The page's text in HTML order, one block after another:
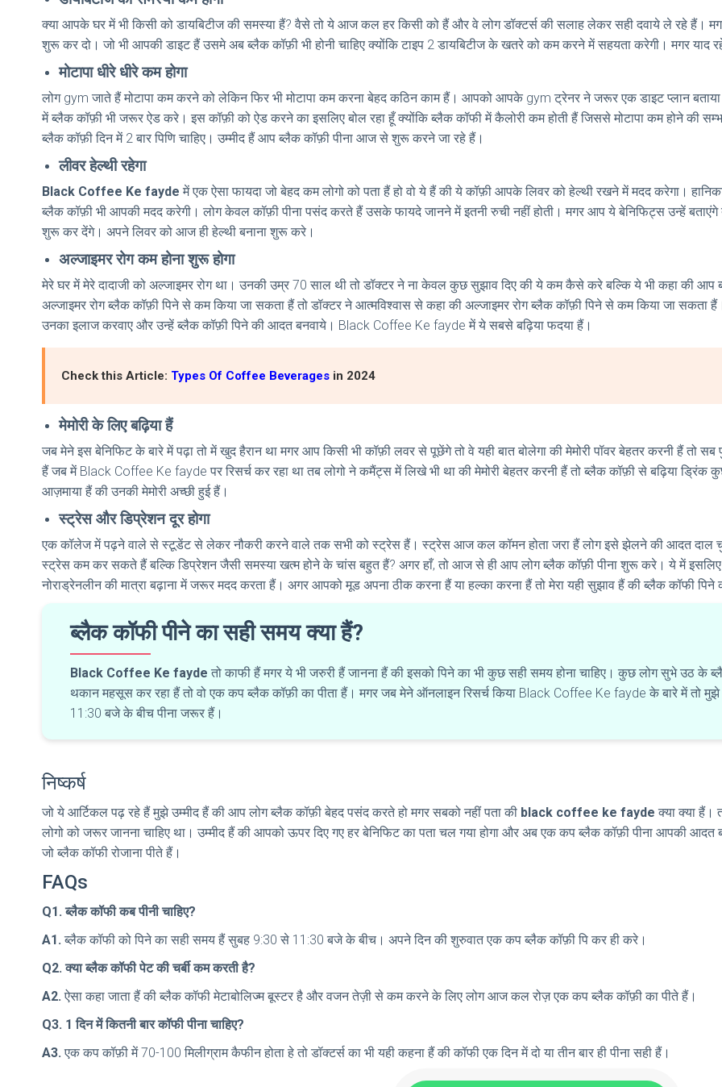
क्या आपके घर में भी किसी को डायबिटीज की समस्या हैं? वैसे तो ये आज कल हर किसी को हैं और वे लोग डॉक्टर्स की सलाह लेकर सही दवाये ले रहे हैं।
शुरू कर दो। जो भी आपकी डाइट हैं उसमे अब ब्लैक कॉफ़ी भी होनी चाहिए क्योंकि टाइप 2 डायबिटीज के खतरे को कम करने में सहयता करेगी। मगर याद
मोटापा धीरे धीरे कम होगा
लोग gym जाते हैं मोटापा कम करने को लेकिन फिर भी मोटापा कम करना बेहद कठिन काम हैं। आपको आपके gym ट्रेनर ने जरूर एक डाइट प्लान
में ब्लैक कॉफ़ी भी जरूर ऐड करे। इस कॉफ़ी को ऐड करने का इसलिए बोल रहा हूँ क्योंकि ब्लैक कॉफी में कैलोरी कम होती हैं जिससे मोटापा कम होने की
ब्लैक कॉफ़ी दिन में 2 बार पिणि चाहिए। उम्मीद हैं आप ब्लैक कॉफ़ी पीना आज से शुरू करने जा रहे हैं।
लीवर हेल्थी रहेगा
Black Coffee Ke fayde में एक ऐसा फायदा जो बेहद कम लोगो को पता हैं हो वो ये हैं की ये कॉफ़ी आपके लिवर को हेल्थी रखने में मदद करेगा।
ब्लैक कॉफ़ी भी आपकी मदद करेगी। लोग केवल कॉफ़ी पीना पसंद करते हैं उसके फायदे जानने में इतनी रुची नहीं होती। मगर आप ये बेनिफिट्स उन्हें बताएंगे
शुरू कर देंगे। अपने लिवर को आज ही हेल्थी बनाना शुरू करे।
अल्जाइमर रोग कम होना शुरू होगा
मेरे घर में मेरे दादाजी को अल्जाइमर रोग था। उनकी उम्र 70 साल थी तो डॉक्टर ने ना केवल कुछ सुझाव दिए की ये कम कैसे करे बल्कि ये भी कहा की आप
अल्जाइमर रोग ब्लैक कॉफ़ी पिने से कम किया जा सकता हैं तो डॉक्टर ने आत्मविश्वास से कहा की अल्जाइमर रोग ब्लैक कॉफ़ी पिने से कम किया जा
उनका इलाज करवाए और उन्हें ब्लैक कॉफ़ी पिने की आदत बनवाये। Black Coffee Ke fayde में ये सबसे बढ़िया फदया हैं।
Check this Article: Types Of Coffee Beverages in 2024
मेमोरी के लिए बढ़िया हैं
जब मेने इस बेनिफिट के बारे में पढ़ा तो में खुद हैरान था मगर आप किसी भी कॉफ़ी लवर से पूछेंगे तो वे यही बात बोलेगा की मेमोरी पॉवर बेहतर करनी हैं तो
हैं जब में Black Coffee Ke fayde पर रिसर्च कर रहा था तब लोगो ने कमैंट्स में लिखे भी था की मेमोरी बेहतर करनी हैं तो ब्लैक कॉफ़ी से बढ़िया
आज़माया हैं की उनकी मेमोरी अच्छी हुई हैं।
स्ट्रेस और डिप्रेशन दूर होगा
एक कॉलेज में पढ़ने वाले से स्टूडेंट से लेकर नौकरी करने वाले तक सभी को स्ट्रेस हैं। स्ट्रेस आज कल कॉमन होता जरा हैं लोग इसे झेलने की आदत
स्ट्रेस कम कर सकते हैं बल्कि डिप्रेशन जैसी समस्या खत्म होने के चांस बहुत हैं? अगर हाँ, तो आज से ही आप लोग ब्लैक कॉफ़ी पीना शुरू करे। ये में इसलिए
नोराड्रेनलीन की मात्रा बढ़ाना में जरूर मदद करता हैं। अगर आपको मूड अपना ठीक करना हैं या हल्का करना हैं तो मेरा यही सुझाव हैं की ब्लैक कॉफी
ब्लैक कॉफी पीने का सही समय क्या हैं?
Black Coffee Ke fayde तो काफी हैं मगर ये भी जरुरी हैं जानना हैं की इसको पिने का भी कुछ सही समय होना चाहिए। कुछ लोग सुभे उठ के
थकान महसूस कर रहा हैं तो वो एक कप ब्लैक कॉफ़ी का पीता हैं। मगर जब मेने ऑनलाइन रिसर्च किया Black Coffee Ke fayde के बारे में तो
11:30 बजे के बीच पीना जरूर हैं।
निष्कर्ष
जो ये आर्टिकल पढ़ रहे हैं मुझे उम्मीद हैं की आप लोग ब्लैक कॉफ़ी बेहद पसंद करते हो मगर सबको नहीं पता की black coffee ke fayde क्या क्या हैं।
लोगो को जरूर जानना चाहिए था। उम्मीद हैं की आपको ऊपर दिए गए हर बेनिफिट का पता चल गया होगा और अब एक कप ब्लैक कॉफ़ी पीना आपकी
जो ब्लैक कॉफी रोजाना पीते हैं।
FAQs
Q1. ब्लैक कॉफी कब पीनी चाहिए?
A1.ब्लैक कॉफी को पिने का सही समय हैं सुबह 9:30 से 11:30 बजे के बीच। अपने दिन की शुरुवात एक कप ब्लैक कॉफ़ी पि कर ही करे।
Q2. क्या ब्लैक कॉफी पेट की चर्बी कम करती है?
A2. ऐसा कहा जाता हैं की ब्लैक कॉफी मेटाबोलिज्म बूस्टर है और वजन तेज़ी से कम करने के लिए लोग आज कल रोज़ एक कप ब्लैक कॉफ़ी का पीते हैं।
Q3. 1 दिन में कितनी बार कॉफी पीना चाहिए?
A3. एक कप कॉफ़ी में 70-100 मिलीग्राम कैफीन होता हे तो डॉक्टर्स का भी यही कहना हैं की कॉफी एक दिन में दो या तीन बार ही पीना सही हैं।